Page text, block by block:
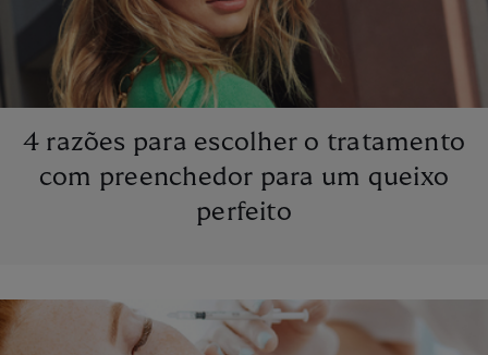
4 razões para escolher o tratamento
com preenchedor para um queixo
perfeito